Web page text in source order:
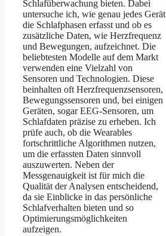
Schlafüberwachung bieten. Dabei
untersuche ich, wie genau jedes Gerät
die Schlafphasen erfasst und ob es
zusätzliche Daten, wie Herzfrequenz
und Bewegungen, aufzeichnet. Die
beliebtesten Modelle auf dem Markt
verwenden eine Vielzahl von
Sensoren und Technologien. Diese
beinhalten oft Herzfrequenzsensoren,
Bewegungssensoren und, bei einigen
Geräten, sogar EEG-Sensoren, um
Schlafdaten präzise zu erheben. Ich
prüfe auch, ob die Wearables
fortschrittliche Algorithmen nutzen,
um die erfassten Daten sinnvoll
auszuwerten. Neben der
Messgenauigkeit ist für mich die
Qualität der Analysen entscheidend,
da sie Einblicke in das persönliche
Schlafverhalten bieten und so
Optimierungsmöglichkeiten
aufzeigen.